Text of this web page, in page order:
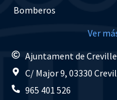
Bomberos
Ver
Ajuntament de
C/ Major 9, 03330
965 401 526